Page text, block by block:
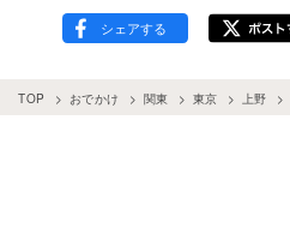
TOP おでかけ 関東 東京 上野